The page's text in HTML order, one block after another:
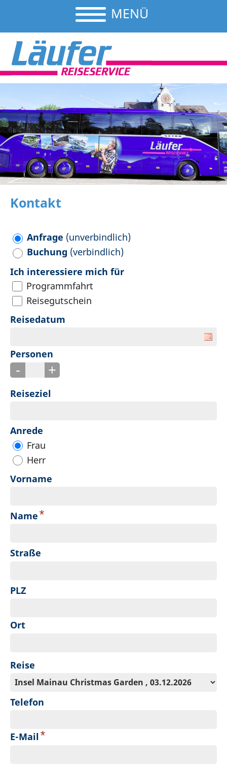
MENÜ
Kontakt
Anfrage (unverbindlich)
Buchung (verbindlich)
Ich interessiere mich für
Programmfahrt
Reisegutschein
Reisedatum
Personen
- +
Reiseziel
Anrede
Frau
Herr
Vorname
Name*
Straße
PLZ
Ort
Reise
Telefon
E-Mail*